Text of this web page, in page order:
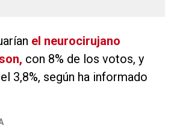
el neurocirujano
con 8% de los votos, y
3,8%, según ha informado